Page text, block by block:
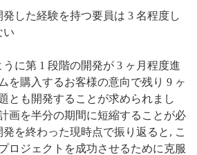
した経験を持つ要員は 3 名程度し
い
に第 1 段階の開発が 3 ヶ月程度進
を購入するお客様の意向で残り 9 ヶ
とも開発することが求められまし
画を半分の期間に短縮することが必
を終わった現時点で振り返ると, こ
ロジェクトを成功させるために克服